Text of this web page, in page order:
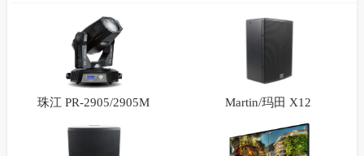
珠江 PR-2905/2905M Martin/玛田 X12